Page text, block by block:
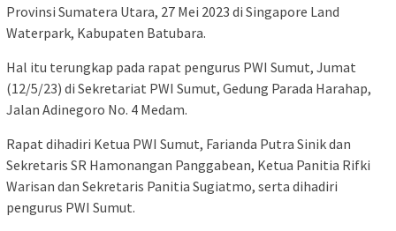
Provinsi Sumatera Utara, 27 Mei 2023 di Singapore Land
Waterpark, Kabupaten Batubara.
Hal itu terungkap pada rapat pengurus PWI Sumut, Jumat
(12/5/23) di Sekretariat PWI Sumut, Gedung Parada Harahap,
Jalan Adinegoro No. 4 Medam.
Rapat dihadiri Ketua PWI Sumut, Farianda Putra Sinik dan
Sekretaris SR Hamonangan Panggabean, Ketua Panitia Rifki
Warisan dan Sekretaris Panitia Sugiatmo, serta dihadiri
pengurus PWI Sumut.